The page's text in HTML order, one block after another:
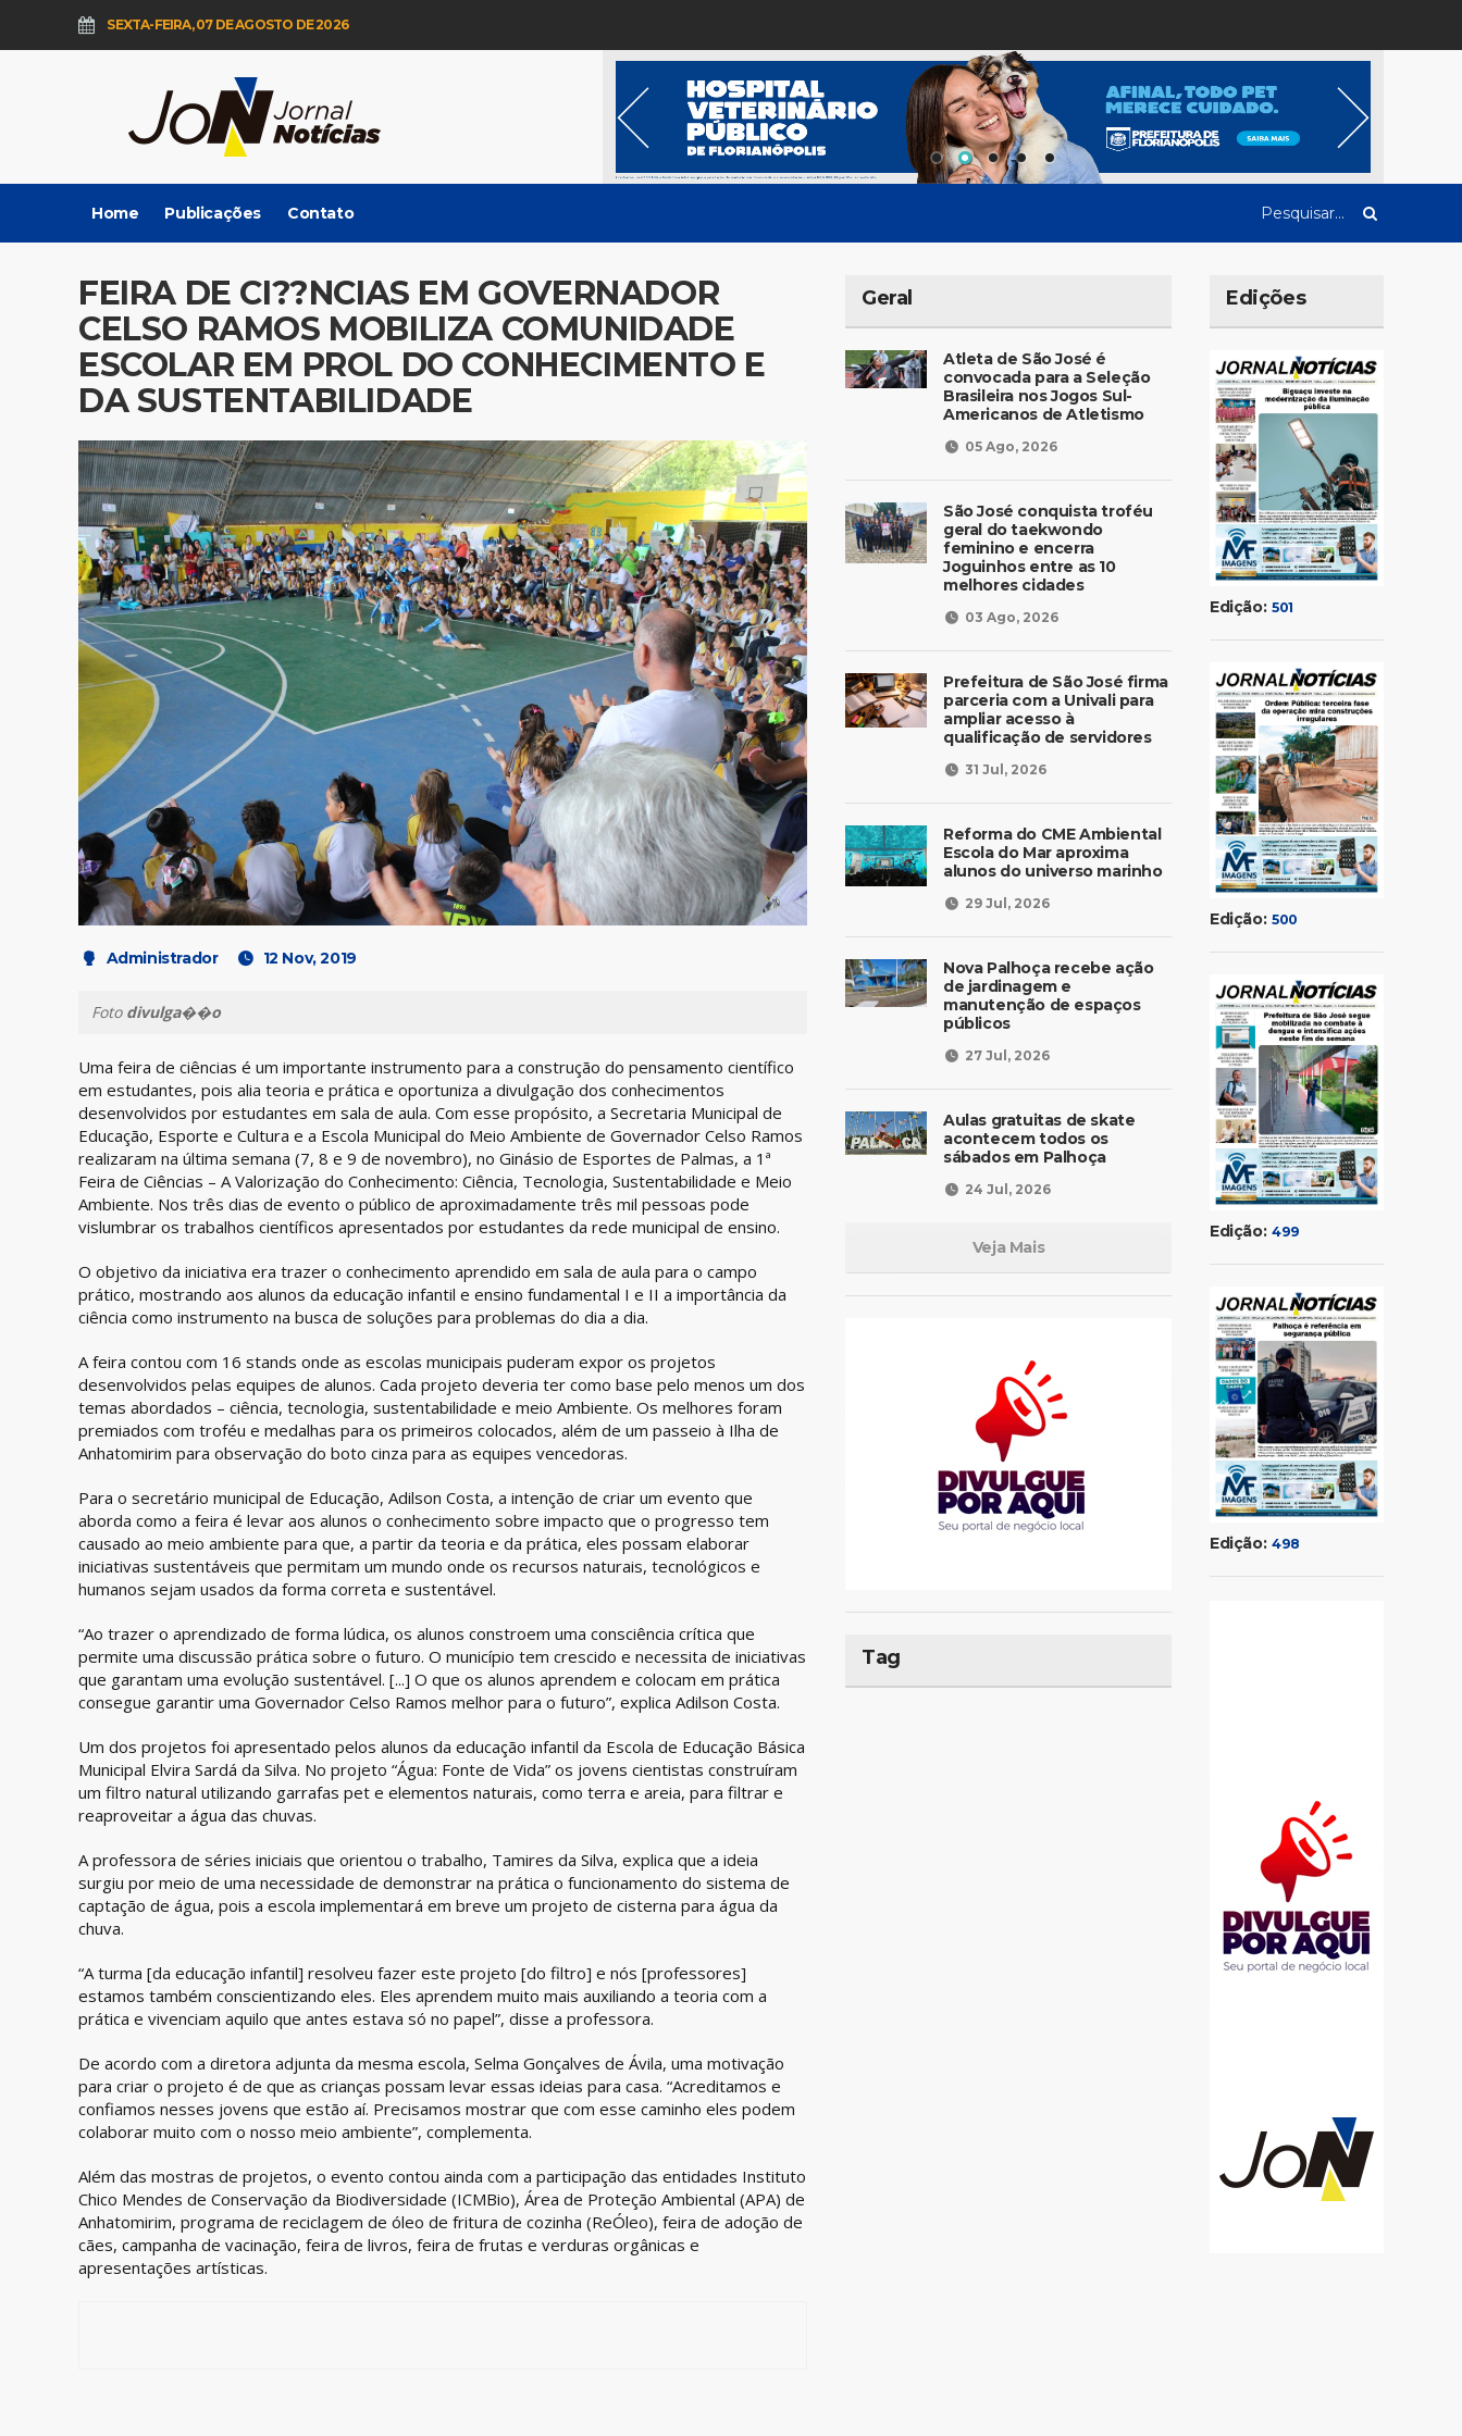
SEXTA-FEIRA, 07 DE AGOSTO DE 2026
Home Publicações Contato
FEIRA DE CI??NCIAS EM GOVERNADOR
CELSO RAMOS MOBILIZA COMUNIDADE
ESCOLAR EM PROL DO CONHECIMENTO E
DA SUSTENTABILIDADE
Administrador 12 Nov, 2019
Foto divulga��o
Uma feira de ciências é um importante instrumento para a construção do pensamento científico
em estudantes, pois alia teoria e prática e oportuniza a divulgação dos conhecimentos
desenvolvidos por estudantes em sala de aula. Com esse propósito, a Secretaria Municipal de
Educação, Esporte e Cultura e a Escola Municipal do Meio Ambiente de Governador Celso Ramos
realizaram na última semana (7, 8 e 9 de novembro), no Ginásio de Esportes de Palmas, a 1ª
Feira de Ciências – A Valorização do Conhecimento: Ciência, Tecnologia, Sustentabilidade e Meio
Ambiente. Nos três dias de evento o público de aproximadamente três mil pessoas pode
vislumbrar os trabalhos científicos apresentados por estudantes da rede municipal de ensino.
O objetivo da iniciativa era trazer o conhecimento aprendido em sala de aula para o campo
prático, mostrando aos alunos da educação infantil e ensino fundamental I e II a importância da
ciência como instrumento na busca de soluções para problemas do dia a dia.
A feira contou com 16 stands onde as escolas municipais puderam expor os projetos
desenvolvidos pelas equipes de alunos. Cada projeto deveria ter como base pelo menos um dos
temas abordados – ciência, tecnologia, sustentabilidade e meio Ambiente. Os melhores foram
premiados com troféu e medalhas para os primeiros colocados, além de um passeio à Ilha de
Anhatomirim para observação do boto cinza para as equipes vencedoras.
Para o secretário municipal de Educação, Adilson Costa, a intenção de criar um evento que
aborda como a feira é levar aos alunos o conhecimento sobre impacto que o progresso tem
causado ao meio ambiente para que, a partir da teoria e da prática, eles possam elaborar
iniciativas sustentáveis que permitam um mundo onde os recursos naturais, tecnológicos e
humanos sejam usados da forma correta e sustentável.
“Ao trazer o aprendizado de forma lúdica, os alunos constroem uma consciência crítica que
permite uma discussão prática sobre o futuro. O município tem crescido e necessita de iniciativas
que garantam uma evolução sustentável. [...] O que os alunos aprendem e colocam em prática
consegue garantir uma Governador Celso Ramos melhor para o futuro”, explica Adilson Costa.
Um dos projetos foi apresentado pelos alunos da educação infantil da Escola de Educação Básica
Municipal Elvira Sardá da Silva. No projeto “Água: Fonte de Vida” os jovens cientistas construíram
um filtro natural utilizando garrafas pet e elementos naturais, como terra e areia, para filtrar e
reaproveitar a água das chuvas.
A professora de séries iniciais que orientou o trabalho, Tamires da Silva, explica que a ideia
surgiu por meio de uma necessidade de demonstrar na prática o funcionamento do sistema de
captação de água, pois a escola implementará em breve um projeto de cisterna para água da
chuva.
“A turma [da educação infantil] resolveu fazer este projeto [do filtro] e nós [professores]
estamos também conscientizando eles. Eles aprendem muito mais auxiliando a teoria com a
prática e vivenciam aquilo que antes estava só no papel”, disse a professora.
De acordo com a diretora adjunta da mesma escola, Selma Gonçalves de Ávila, uma motivação
para criar o projeto é de que as crianças possam levar essas ideias para casa. “Acreditamos e
confiamos nesses jovens que estão aí. Precisamos mostrar que com esse caminho eles podem
colaborar muito com o nosso meio ambiente”, complementa.
Além das mostras de projetos, o evento contou ainda com a participação das entidades Instituto
Chico Mendes de Conservação da Biodiversidade (ICMBio), Área de Proteção Ambiental (APA) de
Anhatomirim, programa de reciclagem de óleo de fritura de cozinha (ReÓleo), feira de adoção de
cães, campanha de vacinação, feira de livros, feira de frutas e verduras orgânicas e
apresentações artísticas.
Geral
Atleta de São José é
convocada para a Seleção
Brasileira nos Jogos Sul-
Americanos de Atletismo
05 Ago, 2026
São José conquista troféu
geral do taekwondo
feminino e encerra
Joguinhos entre as 10
melhores cidades
03 Ago, 2026
Prefeitura de São José firma
parceria com a Univali para
ampliar acesso à
qualificação de servidores
31 Jul, 2026
Reforma do CME Ambiental
Escola do Mar aproxima
alunos do universo marinho
29 Jul, 2026
Nova Palhoça recebe ação
de jardinagem e
manutenção de espaços
públicos
27 Jul, 2026
Aulas gratuitas de skate
acontecem todos os
sábados em Palhoça
24 Jul, 2026
Veja Mais
Tag
Edições
Edição: 501
Edição: 500
Edição: 499
Edição: 498